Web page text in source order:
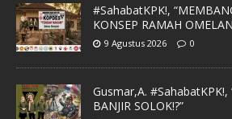
#SahabatKPK!,
KONSEP RAMAH
9 Agustus 2026 0
Gusmar,A. #SahabatKPK!,
BANJIR SOLOK!?”